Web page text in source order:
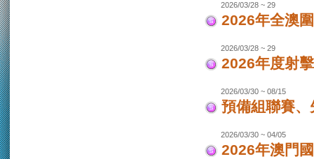
2026/03/28 ~ 29
2026年全澳
2026/03/28 ~ 29
2026年度射
2026/03/30 ~ 08/15
預備組聯賽
2026/03/30 ~ 04/05
2026年澳門